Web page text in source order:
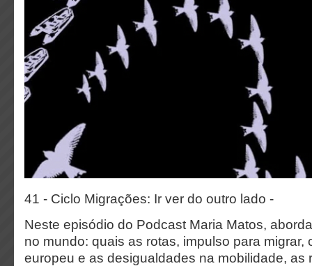
41 - Ciclo Migrações: Ir ver do outro lado -
Neste episódio do Podcast Maria Matos,
no mundo: quais as rotas, impulso para migrar,
europeu e as desigualdades na mobilidade, as